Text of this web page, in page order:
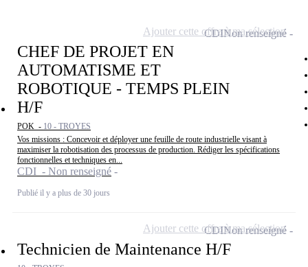
CHEF DE PROJET EN
AUTOMATISME ET
ROBOTIQUE - TEMPS PLEIN
H/F
POK - 10 - TROYES
Vos missions : Concevoir et déployer une feuille de route industrielle visant à
maximiser la robotisation des processus de production. Rédiger les spécifications
fonctionnelles et techniques en...
CDI - Non renseigné
Publié il y a plus de 30 jours
CDINon renseigné
Ajouter cette offre à ma sélection
Technicien de Maintenance H/F
CDINon renseigné
Ajouter cette offre à ma sélection